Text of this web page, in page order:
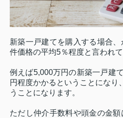
新築一戸建てを購入する場合
件価格の平均5％程度と言われて
例えば5,000万円の新築一戸建
円程度かかるということになり
うことになります。
ただし仲介手数料や頭金の金